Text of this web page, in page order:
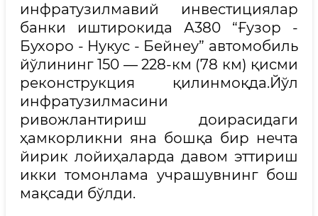
инфратузилмавий инвестициялар
банки иштирокида А380 “Ғузор -
Бухоро - Нукус - Бейнеу” автомобиль
йўлининг 150 — 228-км (78 км) қисми
реконструкция қилинмоқда.Йўл
инфратузилмасини
ривожлантириш доирасидаги
ҳамкорликни яна бошқа бир нечта
йирик лойиҳаларда давом эттириш
икки томонлама учрашувнинг бош
мақсади бўлди.